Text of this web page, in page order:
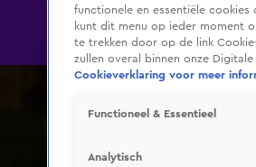
functionele en essentiële
kunt dit menu op ieder moment
te trekken door op de link
zullen overal binnen onze
Cookieverklaring voor meer
Functioneel & Essentieel
Analytisch